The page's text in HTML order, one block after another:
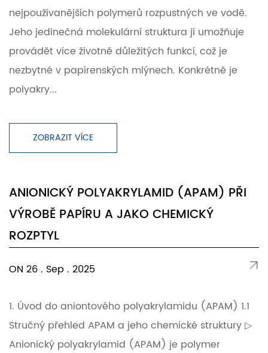
nejpoužívanějších polymerů rozpustných ve vodě.
Jeho jedinečná molekulární struktura jí umožňuje
provádět více životně důležitých funkcí, což je
nezbytné v papírenských mlýnech. Konkrétně je
polyakry...
ZOBRAZIT VÍCE
ANIONICKÝ POLYAKRYLAMID (APAM) PŘI
VÝROBĚ PAPÍRU A JAKO CHEMICKÝ
ROZPTYL
ON 26 . Sep . 2025
1. Úvod do aniontového polyakrylamidu (APAM) 1.1
Stručný přehled APAM a jeho chemické struktury ▷
Anionický polyakrylamid (APAM) je polymer